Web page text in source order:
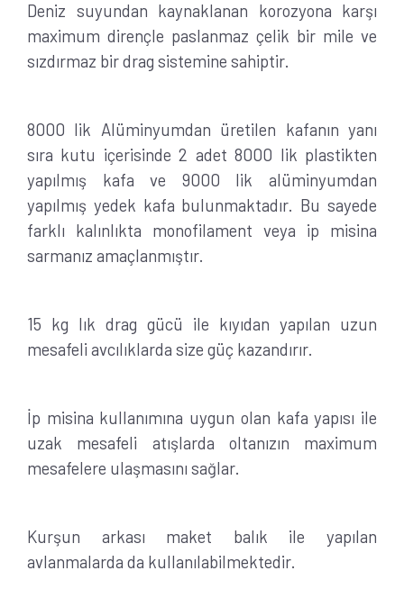
Deniz suyundan kaynaklanan korozyona karşı
maximum dirençle paslanmaz çelik bir mile ve
sızdırmaz bir drag sistemine sahiptir.
8000 lik Alüminyumdan üretilen kafanın yanı
sıra kutu içerisinde 2 adet 8000 lik plastikten
yapılmış kafa ve 9000 lik alüminyumdan
yapılmış yedek kafa bulunmaktadır. Bu sayede
farklı kalınlıkta monofilament veya ip misina
sarmanız amaçlanmıştır.
15 kg lık drag gücü ile kıyıdan yapılan uzun
mesafeli avcılıklarda size güç kazandırır.
İp misina kullanımına uygun olan kafa yapısı ile
uzak mesafeli atışlarda oltanızın maximum
mesafelere ulaşmasını sağlar.
Kurşun arkası maket balık ile yapılan
avlanmalarda da kullanılabilmektedir.